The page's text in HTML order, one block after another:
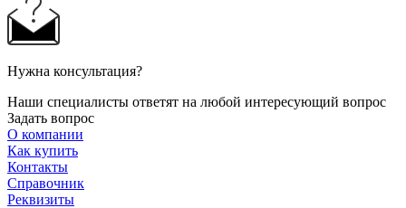
Нужна консультация?
Наши специалисты ответят на любой интересующий вопрос
Задать вопрос
О компании
Как купить
Контакты
Справочник
Реквизиты